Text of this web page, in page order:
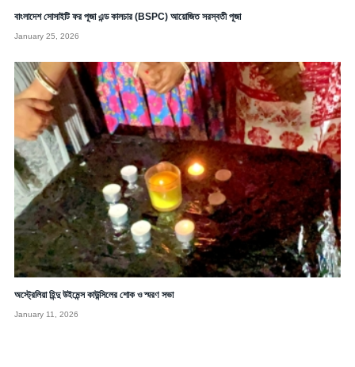
বাংলাদেশ সোসাইটি ফর পূজা এন্ড কালচার (BSPC) আয়োজিত সরস্বতী পূজা
January 25, 2026
অস্ট্রেলিয়া হিন্দু উইমেন্স কাউন্সিলের শোক ও স্মরণ সভা
January 11, 2026